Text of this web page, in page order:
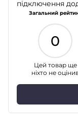
підключення
Загальний
0
Цей товар ще
ніхто не